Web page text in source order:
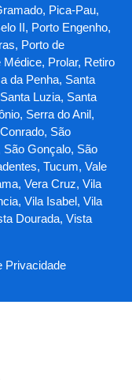
Pica-Pau,
II, Porto Engenho,
Porto de
Prolar, Retiro
da Penha, Santa
Luzia, Santa
Serra do Anil,
São
Gonçalo, São
Tucum, Vale
Vera Cruz, Vila
Vila Isabel, Vila
Dourada, Vista
Privacidade